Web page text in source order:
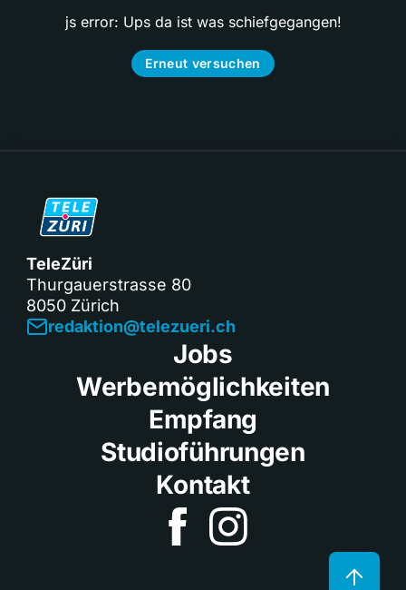
js error: Ups da ist was schiefgegangen!
Erneut versuchen
TeleZüri
Thurgauerstrasse 80
8050 Zürich
redaktion@telezueri.ch
Jobs
Werbemöglichkeiten
Empfang
Studioführungen
Kontakt